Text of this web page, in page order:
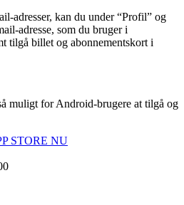
adresser, kan du under “Profil” og
adresse, som du bruger i
tilgå billet og abonnementskort i
muligt for Android-brugere at tilgå og
STORE NU